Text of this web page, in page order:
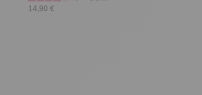
14,90 €